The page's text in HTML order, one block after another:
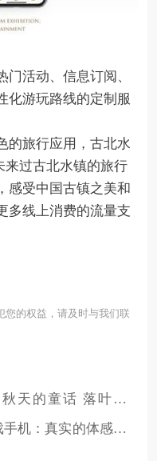
活动、信息订阅、
化游玩路线的定制服
的旅行应用，古北水
来过古北水镇的旅行
感受中国古镇之美和
多线上消费的流量支
您的权益，请及时与我们联
天的童话 落叶飞
机：真实的体感操